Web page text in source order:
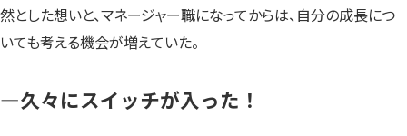
然とした想いと、マネージャー職になってからは、自分の成長につ
いても考える機会が増えていた。
—久々にスイッチが入った！